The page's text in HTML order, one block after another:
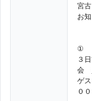
宮
お
①
３
会
ゲ
０